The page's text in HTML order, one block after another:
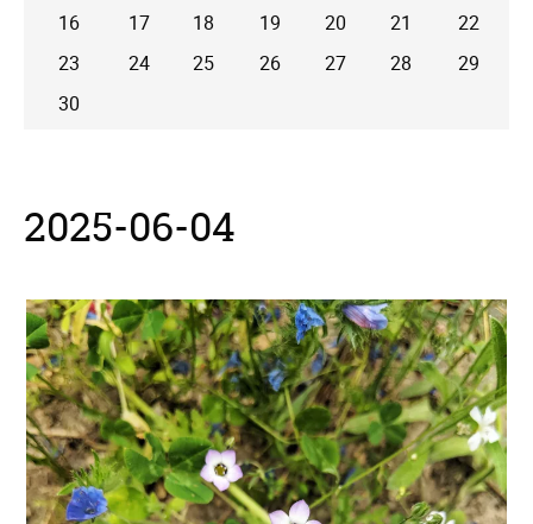
16
17 18 19 20 21
22
23
24 25 26 27 28
29
30
2025-06-04